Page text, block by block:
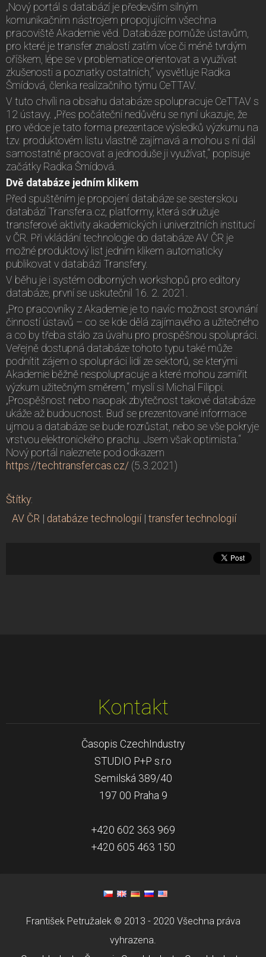
„Nový portál s databází je především silným
komunikačním nástrojem propojujícím všechna
pracoviště Akademie věd. Databáze pomůže ústavům,
pro které je transfer znalostí zatím více či méně tvrdým
oříškem, lépe se v problematice orientovat a využívat
zkušenosti a poznatky ostatních,“ vysvětluje Radka
Šmídová, členka realizačního týmu CeTTAV.
V tuto chvíli na obsahu databáze spolupracuje CeTTAV s
12 ústavy. „Přes počáteční nedůvěru se nyní ukazuje, že
pro vědce je tato forma prezentace výsledků výzkumu na
tzv. produktovém listu vlastně zajímavá a mohou s ní dál
samostatně pracovat a jednoduše ji využívat,“ popisuje
začátky Radka Šmídová.
Dvě databáze jedním klikem
Před spuštěním je propojení databáze se sesterskou
databází Transfera.cz, platformy, která sdružuje
transferové aktivity akademických i univerzitních institucí
v ČR. Při vkládání technologie do databáze AV ČR je
možné produktový list jedním klikem automaticky
publikovat v databázi Transfery.
V běhu je i systém odborných workshopů pro editory
databáze, první se uskutečnil 16. 2. 2021.
„Pro pracovníky z Akademie je to navíc možnost srovnání
činností ústavů – co se kde dělá zajímavého a užitečného
a co by třeba stálo za úvahu pro prospěšnou spolupráci.
Veřejně dostupná databáze tohoto typu také může
podnítit zájem o spolupráci lidí ze sektorů, se kterými
Akademie běžně nespolupracuje a které mohou zamířit
výzkum užitečným směrem,“ myslí si Michal Filippi.
„Prospěšnost nebo naopak zbytečnost takové databáze
ukáže až budoucnost. Buď se prezentované informace
ujmou a databáze se bude rozrůstat, nebo se vše pokryje
vrstvou elektronického prachu. Jsem však optimista.“
Nový portál naleznete pod odkazem
https://techtransfer.cas.cz/ (5.3.2021)
Štítky:
AV ČR | databáze technologií | transfer technologií
Kontakt
Časopis CzechIndustry
STUDIO P+P s.r.o
Semilská 389/40
197 00 Praha 9
+420 602 363 969
+420 605 463 150
František Petružalek © 2013 - 2020 Všechna práva
vyhrazena.